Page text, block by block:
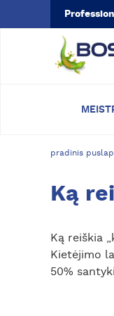
Skip to main content
pradinis
Ką
Ką reiškia
Kietėjimo
50%